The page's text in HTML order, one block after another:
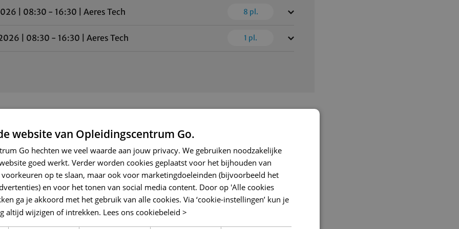
08:30 - 16:30 Aeres Tech 8 pl.
08:30 - 16:30 Aeres Tech 1 pl.
de nieuwe Europese F-gassenverordening op 29 september 2025 gelden er
voor iedereen die werkt met koudemiddelen. Voor deze opleiding
, waarmee je bevoegd bent om te werken aan of met:
website van Opleidingscentrum Go.
Go hechten we veel waarde aan jouw privacy. We gebruiken noodzakelijke
goed werkt. Verder worden cookies geplaatst voor het bijhouden van
op te slaan, maar ook voor marketingdoeleinden (bijvoorbeeld het
en voor het tonen van social media content. Door op 'Alle cookies
ga je akkoord met het gebruik van alle cookies. Via ‘cookie-instellingen’ kun je
altijd wijzigen of intrekken. Lees ons cookiebeleid >